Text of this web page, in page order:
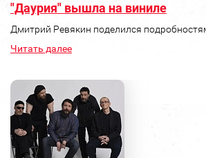
"Даурия" вышла на виниле
Дмитрий Ревякин поделился
Читать далее